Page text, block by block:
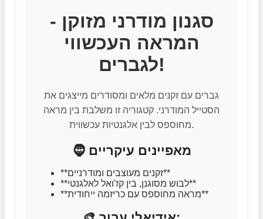
סגנון מודרני מזוקן -
המראה העכשווי
לגברים!
גברים עם זקנים מלאים ומסודרים מייצגים את
הסטייל המודרני. קטגוריה זו משלבת בין מראה
מחוספס לבין אלגנטיות עכשווית.
🧔 מאפיינים עיקריים
**זקנים מעוצבים ומודרניים**
**לבוש מסוגנן, בין קז'ואל לאלגנטי**
**מראה מחוספס עם כריזמה ייחודית**